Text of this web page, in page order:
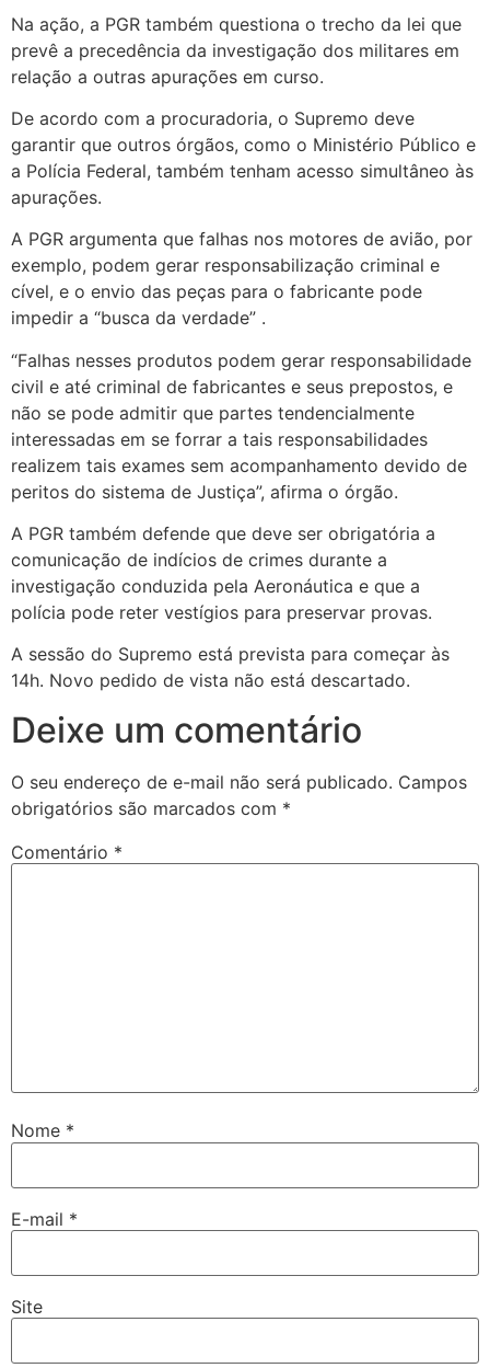
Na ação, a PGR também questiona o trecho da lei que
prevê a precedência da investigação dos militares em
relação a outras apurações em curso.
De acordo com a procuradoria, o Supremo deve
garantir que outros órgãos, como o Ministério Público e
a Polícia Federal, também tenham acesso simultâneo às
apurações.
A PGR argumenta que falhas nos motores de avião, por
exemplo, podem gerar responsabilização criminal e
cível, e o envio das peças para o fabricante pode
impedir a “busca da verdade” .
“Falhas nesses produtos podem gerar responsabilidade
civil e até criminal de fabricantes e seus prepostos, e
não se pode admitir que partes tendencialmente
interessadas em se forrar a tais responsabilidades
realizem tais exames sem acompanhamento devido de
peritos do sistema de Justiça”, afirma o órgão.
A PGR também defende que deve ser obrigatória a
comunicação de indícios de crimes durante a
investigação conduzida pela Aeronáutica e que a
polícia pode reter vestígios para preservar provas.
A sessão do Supremo está prevista para começar às
14h. Novo pedido de vista não está descartado.
Deixe um comentário
O seu endereço de e-mail não será publicado. Campos
obrigatórios são marcados com *
Comentário *
Nome *
E-mail *
Site